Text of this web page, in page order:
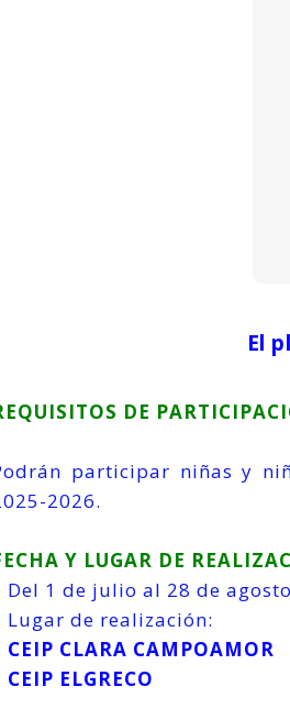
El
DE
participar niñas y
2026.
Y LUGAR DE
Del 1 de julio al 28 de
Lugar de realización:
CEIP CLARA CAMPOAMOR
CEIP ELGRECO